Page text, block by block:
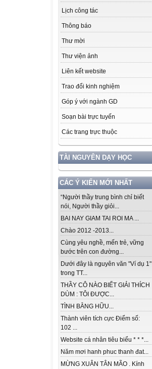
Lịch công tác
Thông báo
Thư mời
Thư viện ảnh
Liên kết website
Trao đổi kinh nghiệm
Góp ý với ngành GD
Soạn bài trực tuyến
Các trang trực thuộc
TÀI NGUYÊN DẠY HỌC
CÁC Ý KIẾN MỚI NHẤT
“Người thầy trung bình chỉ biết
nói, Người thầy giỏi...
BAI NAY GIAM TAI ROI MA ...
Chào 2012 -2013...
Cùng yêu nghề, mến trẻ, vững
bước trên con đường...
Dưới đây là nguyên văn "Ví dụ 1"
trong TT...
THẦY CÔ NÀO BIẾT GIẢI THÍCH
DÙM : TÔI ĐƯỢC...
TÌNH BẰNG HỮU...
Thành viên tích cực Điểm số:
102 ...
Website cá nhân tiêu biểu * * *...
Năm mơi hanh phuc thanh đat...
MỪNG XUÂN TÂN MÃO . Kính